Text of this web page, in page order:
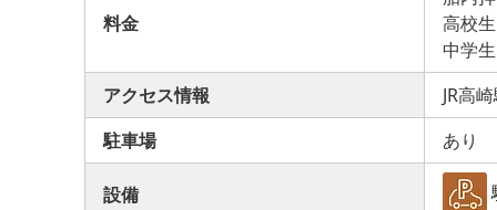
料金
高校
中学
アクセス情報
JR高
駐車場
あり
設備